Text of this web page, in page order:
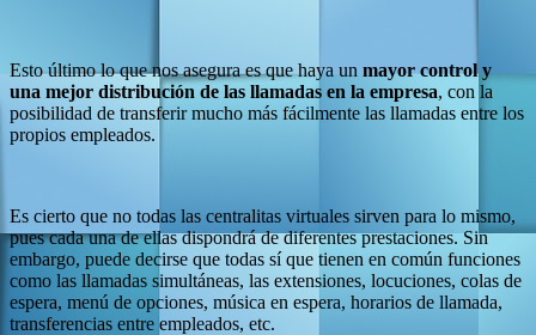
Esto último lo que nos asegura es que haya un mayor control y
una mejor distribución de las llamadas en la empresa, con la
posibilidad de transferir mucho más fácilmente las llamadas entre los
propios empleados.
Es cierto que no todas las centralitas virtuales sirven para lo mismo,
pues cada una de ellas dispondrá de diferentes prestaciones. Sin
embargo, puede decirse que todas sí que tienen en común funciones
como las llamadas simultáneas, las extensiones, locuciones, colas de
espera, menú de opciones, música en espera, horarios de llamada,
transferencias entre empleados, etc.